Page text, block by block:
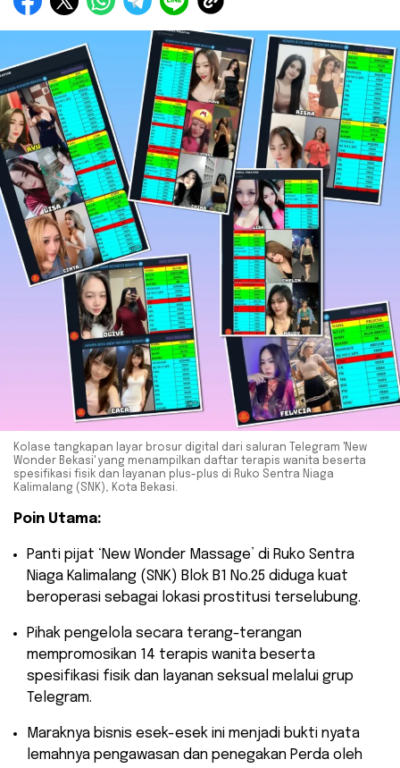
Kolase tangkapan layar brosur digital dari saluran Telegram 'New
Wonder Bekasi' yang menampilkan daftar terapis wanita beserta
spesifikasi fisik dan layanan plus-plus di Ruko Sentra Niaga
Kalimalang (SNK), Kota Bekasi.
Poin Utama:
​Panti pijat ‘New Wonder Massage’ di Ruko Sentra
Niaga Kalimalang (SNK) Blok B1 No.25 diduga kuat
beroperasi sebagai lokasi prostitusi terselubung.
​Pihak pengelola secara terang-terangan
mempromosikan 14 terapis wanita beserta
spesifikasi fisik dan layanan seksual melalui grup
Telegram.
​Maraknya bisnis esek-esek ini menjadi bukti nyata
lemahnya pengawasan dan penegakan Perda oleh